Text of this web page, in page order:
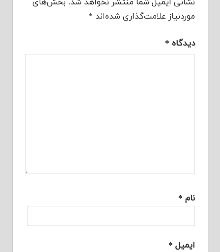
نشانی ایمیل شما منتشر نخواهد شد. بخش‌های
موردنیاز علامت‌گذاری شده‌اند *
دیدگاه *
نام *
ایمیل *